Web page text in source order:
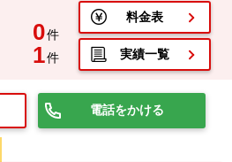
0件
1件
料金表
実績一覧
電話をかける